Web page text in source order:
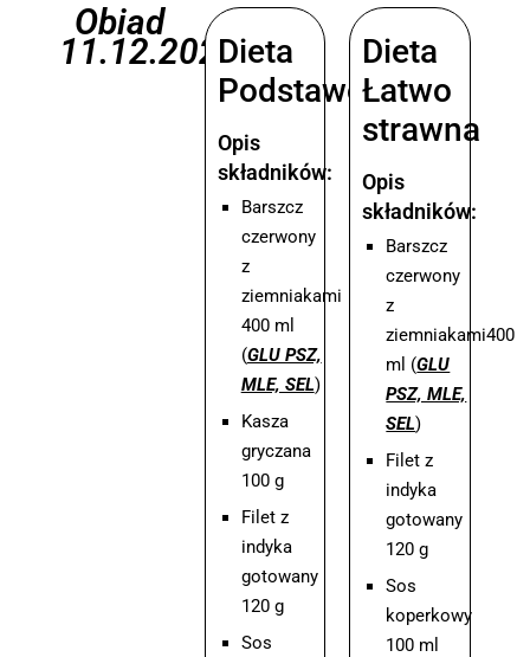
Obiad
11.12.2025Dieta
Podstawowa
Opis
składników:
Barszcz
czerwony
z
ziemniakami
400 ml
(GLU PSZ,
MLE, SEL)
Kasza
gryczana
100 g
Filet z
indyka
gotowany
120 g
Sos
Dieta
Łatwo
strawna
Opis
składników:
Barszcz
czerwony
z
ziemniakami400
ml (GLU
PSZ, MLE,
SEL)
Filet z
indyka
gotowany
120 g
Sos
koperkowy
100 ml